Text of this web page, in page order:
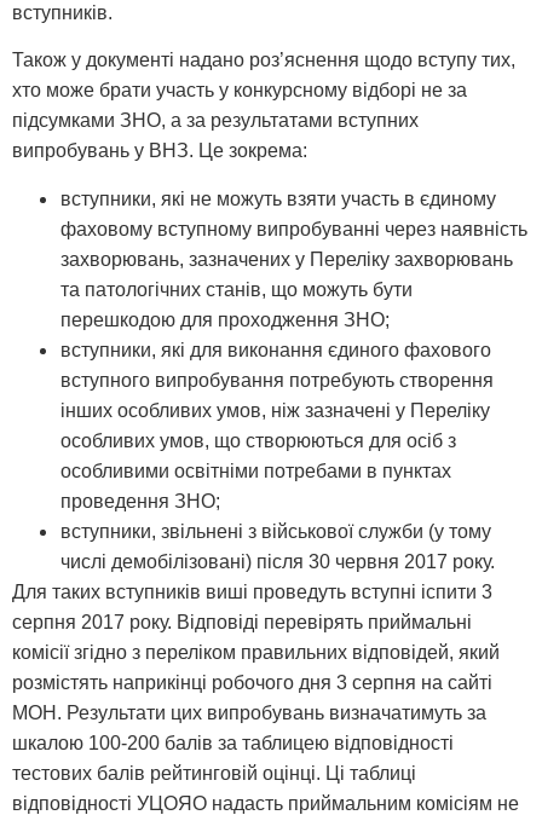
вступників.
Також у документі надано роз’яснення щодо вступу тих,
хто може брати участь у конкурсному відборі не за
підсумками ЗНО, а за результатами вступних
випробувань у ВНЗ. Це зокрема:
вступники, які не можуть взяти участь в єдиному
фаховому вступному випробуванні через наявність
захворювань, зазначених у Переліку захворювань
та патологічних станів, що можуть бути
перешкодою для проходження ЗНО;
вступники, які для виконання єдиного фахового
вступного випробування потребують створення
інших особливих умов, ніж зазначені у Переліку
особливих умов, що створюються для осіб з
особливими освітніми потребами в пунктах
проведення ЗНО;
вступники, звільнені з військової служби (у тому
числі демобілізовані) після 30 червня 2017 року.
Для таких вступників виші проведуть вступні іспити 3
серпня 2017 року. Відповіді перевірять приймальні
комісії згідно з переліком правильних відповідей, який
розмістять наприкінці робочого дня 3 серпня на сайті
МОН. Результати цих випробувань визначатимуть за
шкалою 100-200 балів за таблицею відповідності
тестових балів рейтинговій оцінці. Ці таблиці
відповідності УЦОЯО надасть приймальним комісіям не